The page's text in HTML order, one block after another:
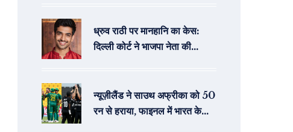
ध्रुव राठी पर मानहानि का केस:
दिल्ली कोर्ट ने भाजपा नेता की
न्यूज़ीलैंड ने साउथ अफ्रीका को 50
रन से हराया, फाइनल में भारत के